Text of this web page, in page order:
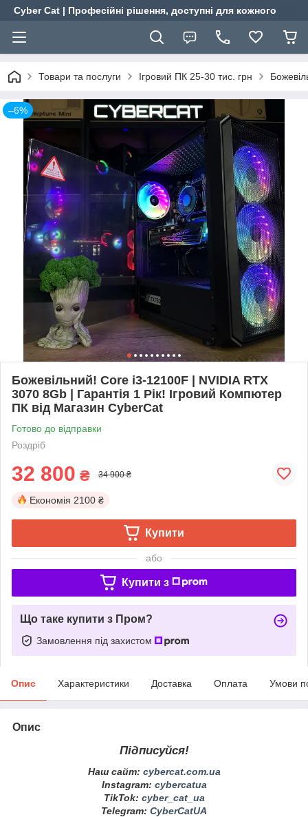
Cyber Cat | Професійні рішення, доступні для кожного
Товари та послуги Ігровий ПК 25-30 тис. грн
–6%
Божевільний! Core i3-12100F | NVIDIA RTX
3070 8Gb | Гарантія 1 Рік! Ігровий Компютер
ПК від Магазин CyberCat
Готово до відправки
Роздріб
32 800 ₴ 34 900 ₴
Економія 2100 ₴
Купити
або
Купити з
Що таке купити з Пром?
Замовлення під захистом
Опис Характеристики Доставка Оплата Умови
Опис
Підписуйся!
Наш сайт: cybercat.com.ua
Instagram: cybercatua
TikTok: cyber_cat_ua
Telegram: CyberCatUA